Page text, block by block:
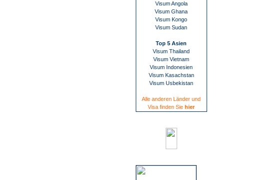
Visum Angola
Visum Ghana
Visum Kongo
Visum Sudan
Top 5 Asien
Visum Thailand
Visum Vietnam
Visum Indonesien
Visum Kasachstan
Visum Usbekistan
Alle anderen Länder und
Visa finden Sie hier